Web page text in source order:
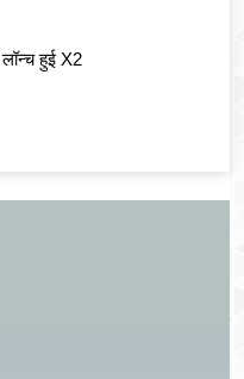
हुई X2